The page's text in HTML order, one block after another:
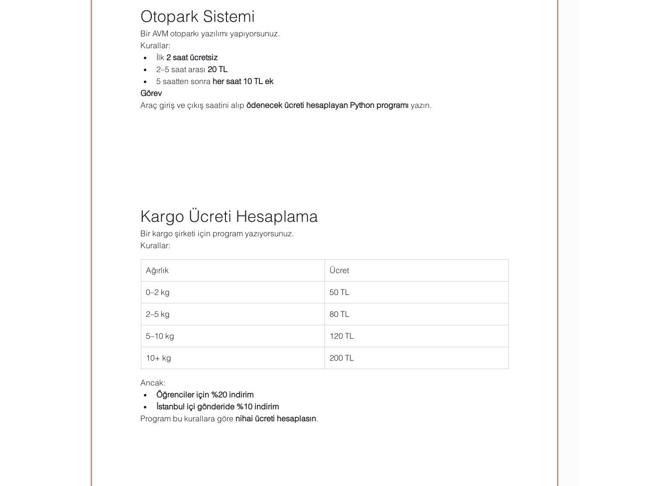
Otopark Sistemi
Bir AVM otoparkı yazılımı yapıyorsunuz.
Kurallar:
İlk 2 saat ücretsiz
2–5 saat arası 20 TL
5 saatten sonra her saat 10 TL ek
Görev
Araç giriş ve çıkış saatini alıp ödenecek ücreti hesaplayan Python programı yazın.
Kargo Ücreti Hesaplama
Bir kargo şirketi için program yazıyorsunuz.
Kurallar:
Ağırlık Ücret
0–2 kg 50 TL
2–5 kg 80 TL
5–10 kg 120 TL
10+ kg 200 TL
Ancak:
Öğrenciler için %20 indirim
İstanbul içi gönderide %10 indirim
Program bu kurallara göre nihai ücreti hesaplasın.